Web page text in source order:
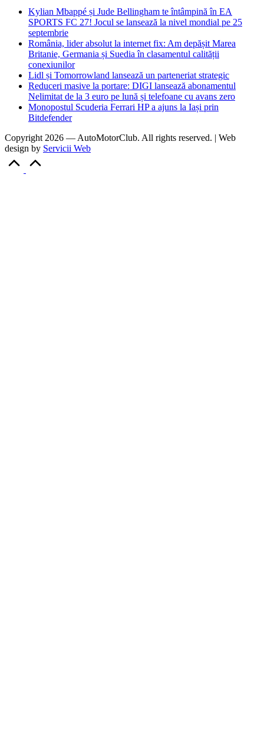
Kylian Mbappé și Jude Bellingham te întâmpină în EA
SPORTS FC 27! Jocul se lansează la nivel mondial pe 25
septembrie
România, lider absolut la internet fix: Am depășit Marea
Britanie, Germania și Suedia în clasamentul calității
conexiunilor
Lidl și Tomorrowland lansează un parteneriat strategic
Reduceri masive la portare: DIGI lansează abonamentul
Nelimitat de la 3 euro pe lună și telefoane cu avans zero
Monopostul Scuderia Ferrari HP a ajuns la Iași prin
Bitdefender
Copyright 2026 — AutoMotorClub. All rights reserved. | Web
design by Servicii Web